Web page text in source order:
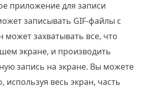
приложение для записи
записывать GIF-файлы с
может захватывать все, что
экране, и производить
запись на экране. Вы можете
используя весь экран, часть